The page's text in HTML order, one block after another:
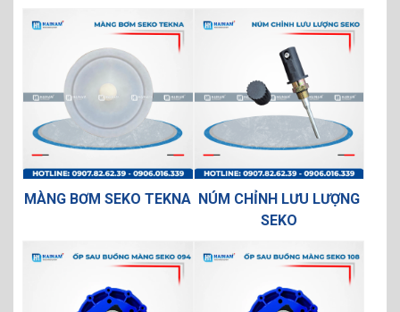
MÀNG BƠM SEKO TEKNA NÚM CHỈNH LƯU LƯỢNG
SEKO